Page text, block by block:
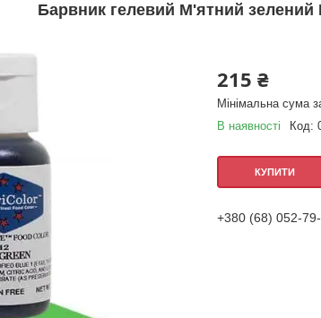
Барвник гелевий М'ятний зелений
215 ₴
Мінімальна сума
В наявності
Код:
КУПИТИ
+380 (68) 052-